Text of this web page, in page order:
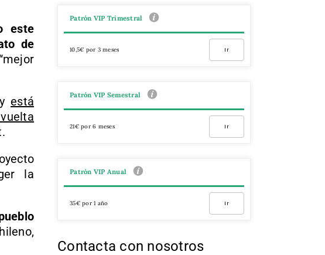
este
de
está
la
Patrón VIP Trimestral
10,5€ por 3 meses Ir
Patrón VIP Semestral
21€ por 6 meses Ir
Patrón VIP Anual
35€ por 1 año Ir
Contacta con nosotros